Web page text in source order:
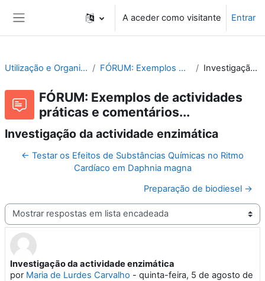
A aceder como visitante Entrar
Utilização e Organização de Laboratórios Escolares FÓRUM: Exemplos de actividades práticas e comentários... Investigação da actividade enzimática
FÓRUM: Exemplos de actividades
práticas e comentários...
Investigação da actividade enzimática
← Testar os Efeitos de Substâncias Químicas no Ritmo
Cardíaco em Daphnia magna
Preparação de biodiesel →
Modo de visualização
Investigação da actividade enzimática
por Maria de Lurdes Carvalho - quinta-feira, 5 de agosto de
Número de respostas: 3